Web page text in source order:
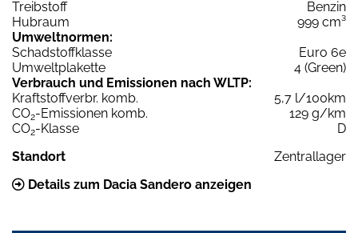
Treibstoff
Benzin
Hubraum
999 cm³
Umweltnormen:
Schadstoffklasse
Euro 6e
Umweltplakette
4 (Green)
Verbrauch und Emissionen nach WLTP:
Kraftstoffverbr. komb.
5,7 l/100km
CO2-Emissionen komb.
129 g/km
CO2-Klasse
D
Standort
Zentrallager
Details zum Dacia Sandero anzeigen